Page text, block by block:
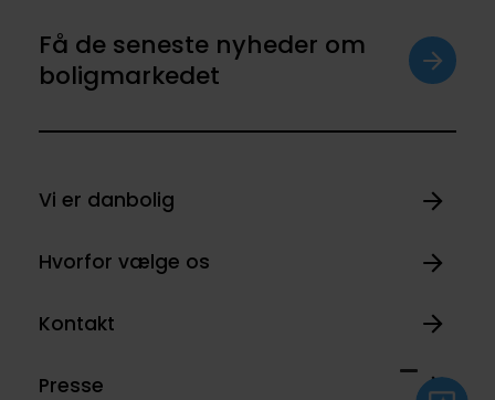
Få de seneste nyheder om
boligmarkedet
Vi er danbolig
Hvorfor vælge os
Kontakt
Presse